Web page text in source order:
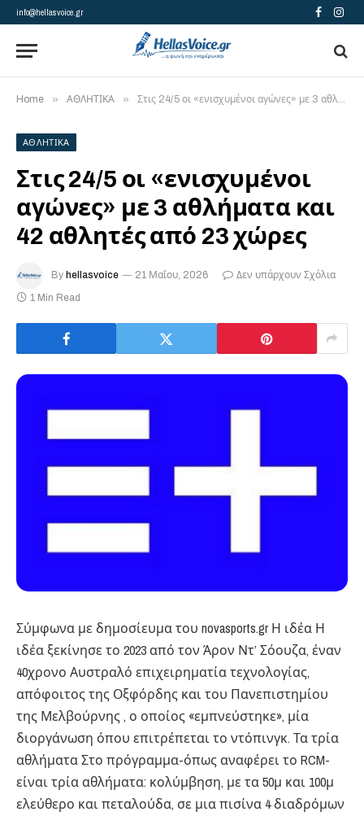
info@hellasvoice.gr Facebook
Home » ΑΘΛΗΤΙΚΑ » Στις 24/5 οι «ενισχυμένοι αγώνες» με 3 αθλήματα και 42 αθλητές από 23 χώρες
ΑΘΛΗΤΙΚΑ
Στις 24/5 οι «ενισχυμένοι
αγώνες» με 3 αθλήματα και
42 αθλητές από 23 χώρες
By hellasvoice 21 Μαΐου, 2026
Δεν υπάρχουν Σχόλια
1 Min Read
Σύμφωνα με δημοσίευμα του novasports.gr Η ιδέα Η
ιδέα ξεκίνησε το 2023 από τον Άρον Ντ’ Σόουζα, έναν
40χρονο Αυστραλό επιχειρηματία τεχνολογίας,
απόφοιτος της Οξφόρδης και του Πανεπιστημίου
της Μελβούρνης , ο οποίος «εμπνεύστηκε», μία
διοργάνωση όπου επιτρέπεται το ντόπινγκ. Τα τρία
αθλήματα Στο πρόγραμμα-όπως αναφέρει το RCM-
είναι τρία αθλήματα: κολύμβηση, με τα 50μ και 100μ
ελεύθερο και πεταλούδα, σε μια πισίνα 4 διαδρόμων